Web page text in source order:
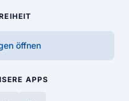
öffnen
APPS